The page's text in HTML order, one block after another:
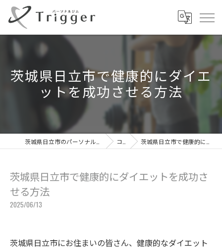
茨城県日立市で健康的にダイエ
ットを成功させる方法
コラム 茨城県日立市で健康的にダイエットを成功させる方法
茨城県日立市で健康的にダイエットを成功さ
せる方法
2025/06/13
茨城県日立市にお住まいの皆さん、健康的なダイエット